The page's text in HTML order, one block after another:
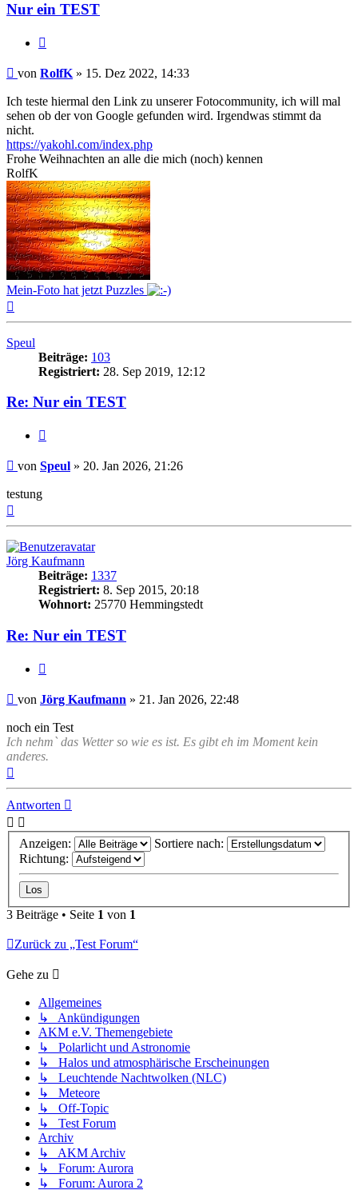
Nur ein TEST
Beitrag
von RolfK » 15. Dez 2022, 14:33
Ich teste hiermal den Link zu unserer Fotocommunity, ich will mal
sehen ob der von Google gefunden wird. Irgendwas stimmt da
nicht.
https://yakohl.com/index.php
Frohe Weihnachten an alle die mich (noch) kennen
RolfK
Mein-Foto hat jetzt Puzzles
Speul
Beiträge: 103
Registriert: 28. Sep 2019, 12:12
Re: Nur ein TEST
Beitrag
von Speul » 20. Jan 2026, 21:26
testung
Jörg Kaufmann
Beiträge: 1337
Registriert: 8. Sep 2015, 20:18
Wohnort: 25770 Hemmingstedt
Re: Nur ein TEST
Beitrag
von Jörg Kaufmann » 21. Jan 2026, 22:48
noch ein Test
Ich nehm` das Wetter so wie es ist. Es gibt eh im Moment kein
anderes.
Antworten
Anzeigen:
Sortiere nach:
Richtung:
3 Beiträge • Seite 1 von 1
Zurück zu „Test Forum“
Gehe zu
Allgemeines
↳ Ankündigungen
AKM e.V. Themengebiete
↳ Polarlicht und Astronomie
↳ Halos und atmosphärische Erscheinungen
↳ Leuchtende Nachtwolken (NLC)
↳ Meteore
↳ Off-Topic
↳ Test Forum
Archiv
↳ AKM Archiv
↳ Forum: Aurora
↳ Forum: Aurora 2